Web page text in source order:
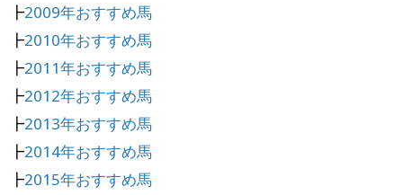
┣2009年おすすめ馬
┣2010年おすすめ馬
┣2011年おすすめ馬
┣2012年おすすめ馬
┣2013年おすすめ馬
┣2014年おすすめ馬
┣2015年おすすめ馬